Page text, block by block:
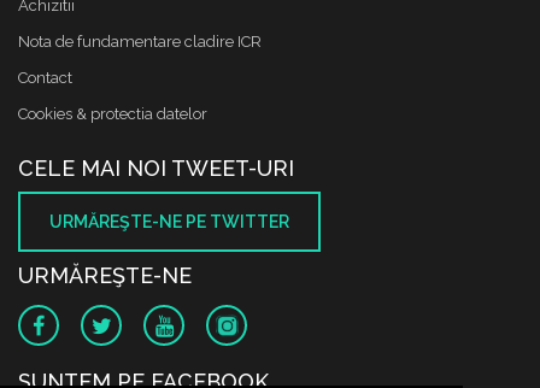
Achizitii
Nota de fundamentare cladire ICR
Contact
Cookies & protectia datelor
CELE MAI NOI TWEET-URI
URMĂREŞTE-NE PE TWITTER
URMĂREŞTE-NE
SUNTEM PE FACEBOOK